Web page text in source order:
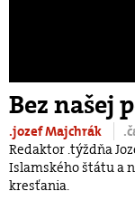
Bez našej
.jozef Majchrák
Redaktor .týždňa
Islamského štátu a
kresťania.